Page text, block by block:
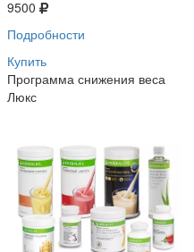
9500
Подробности
Купить
Программа снижения веса
Люкс